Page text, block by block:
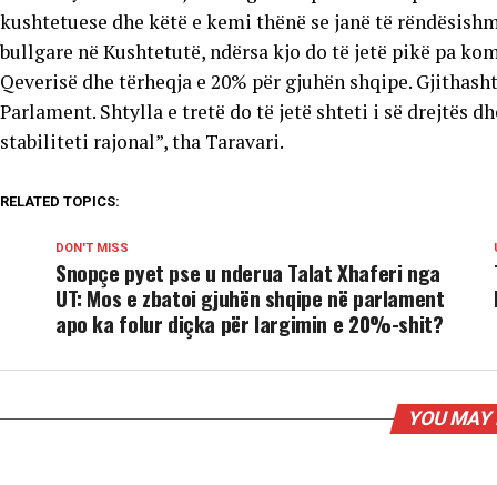
kushtetuese dhe këtë e kemi thënë se janë të
bullgare në Kushtetutë, ndërsa kjo do të jetë pikë pa
Qeverisë dhe tërheqja e 20% për gjuhën shqipe.
Parlament. Shtylla e tretë do të jetë shteti i së drejtës
stabiliteti rajonal”, tha Taravari.
RELATED TOPICS:
DON'T MISS
Snopçe pyet pse u nderua Talat Xhaferi nga
UT: Mos e zbatoi gjuhën shqipe në parlament
apo ka folur diçka për largimin e 20%-shit?
YOU